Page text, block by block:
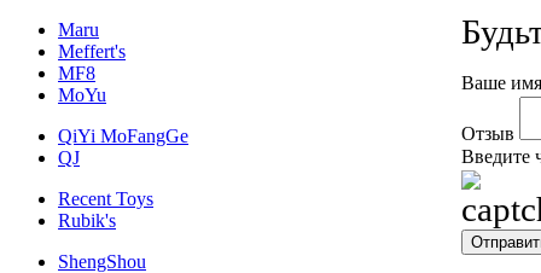
Maru
Meffert's
MF8
MoYu
QiYi MoFangGe
QJ
Recent Toys
Rubik's
ShengShou
Ваше
Отзыв
Введите